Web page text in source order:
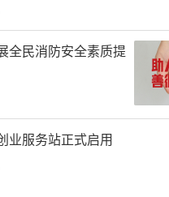
们喂养的蚕，把漂亮
们。
次真情陪伴。此次
与结对留守儿童的
到被关怀、被守护的
了一个难忘的六一儿
全民消防安全素质提
业服务站正式启用